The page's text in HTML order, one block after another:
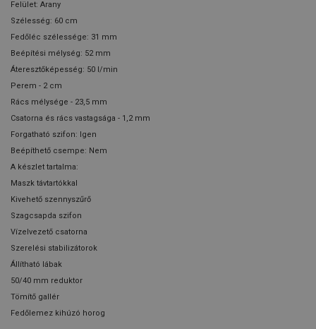
Felület: Arany
Szélesség: 60 cm
Fedőléc szélessége: 31 mm
Beépítési mélység: 52 mm
Áteresztőképesség: 50 l/min
Perem - 2 cm
Rács mélysége - 23,5 mm
Csatorna és rács vastagsága - 1,2 mm
Forgatható szifon: Igen
Beépíthető csempe: Nem
A készlet tartalma:
Maszk távtartókkal
Kivehető szennyszűrő
Szagcsapda szifon
Vízelvezető csatorna
Szerelési stabilizátorok
Állítható lábak
50/40 mm reduktor
Tömítő gallér
Fedőlemez kihúzó horog